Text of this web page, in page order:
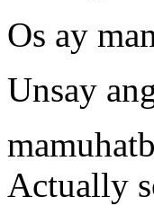
Os ay
Unsay
Actually